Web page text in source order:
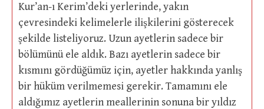
Kur’an-ı Kerim’deki yerlerinde, yakın
çevresindeki kelimelerle ilişkilerini gösterecek
şekilde listeliyoruz. Uzun ayetlerin sadece bir
bölümünü ele aldık. Bazı ayetlerin sadece bir
kısmını gördüğümüz için, ayetler hakkında yanlış
bir hüküm verilmemesi gerekir. Tamamını ele
aldığımız ayetlerin meallerinin sonuna bir yıldız